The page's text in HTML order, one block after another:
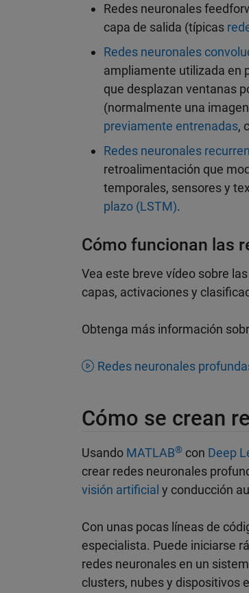
Redes neuronales
capa de salida (típicas
Redes neuronales
ampliamente utilizada en
que desplazan ventanas
(normalmente una
previamente entrenadas,
Redes neuronales
retroalimentación que
temporales, sensores y
plazo (LSTM).
Cómo funcionan las
Vea este breve vídeo sobre
capas, activaciones y
Obtenga más información
Redes neuronales
Cómo se crean
Usando MATLAB® con Deep
crear redes neuronales
visión artificial y conducción
Con unas pocas líneas de
especialista. Puede iniciarse
redes neuronales en un
clusters, nubes y dispositivos